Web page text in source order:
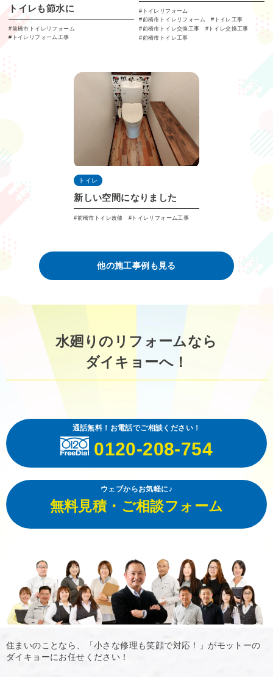
トイレも節水に
前橋市トイレリフォーム
トイレリフォーム工事
トイレリフォーム
前橋市トイレリフォーム
トイレ工事
前橋市トイレ交換工事
トイレ交換工事
前橋市トイレ工事
トイレ
新しい空間になりました
前橋市トイレ改修 トイレリフォーム工事
他の施⼯事例も見る
水廻りのリフォームなら
ダイキョーへ！
通話無料！お電話でご相談ください！
0120-208-754
ウェブからお気軽に♪
無料見積・ご相談フォーム
住まいのことなら、「小さな修理も笑顔で対応！」がモットーの
ダイキョーにお任せください！